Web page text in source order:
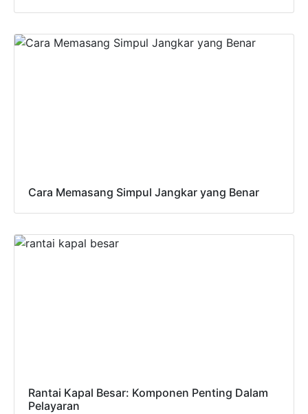
Cara Memasang Simpul Jangkar yang Benar
Rantai Kapal Besar: Komponen Penting Dalam
Pelayaran